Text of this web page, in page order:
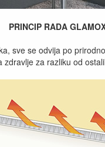
PRINCIP RADA
sve se odvija po
za razliku od